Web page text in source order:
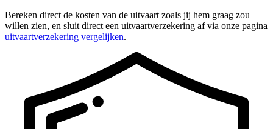
Bereken direct de kosten van de uitvaart zoals jij hem graag zou
willen zien, en sluit direct een uitvaartverzekering af via onze pagina
uitvaartverzekering vergelijken.